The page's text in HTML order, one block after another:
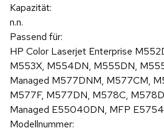
Kapazität:
n.n.
Passend für:
HP Color Laserjet Enterprise
M553X, M554DN, M555DN,
Managed M577DNM, M577CM,
M577F, M577DN, M578C,
Managed E55040DN, MFP
Modellnummer: